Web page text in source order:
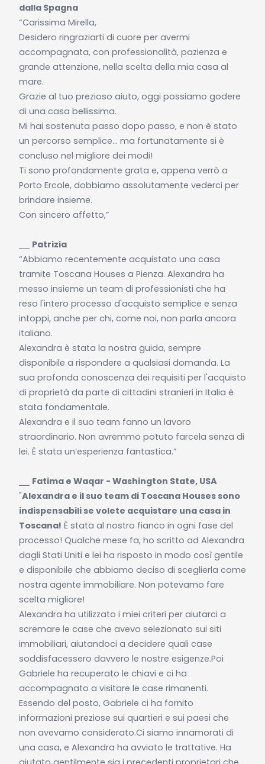
dalla Spagna
“Carissima Mirella,
Desidero ringraziarti di cuore per avermi
accompagnata, con professionalità, pazienza e
grande attenzione, nella scelta della mia casa al
mare.
Grazie al tuo prezioso aiuto, oggi possiamo godere
di una casa bellissima.
Mi hai sostenuta passo dopo passo, e non è stato
un percorso semplice… ma fortunatamente si è
concluso nel migliore dei modi!
Ti sono profondamente grata e, appena verrò a
Porto Ercole, dobbiamo assolutamente vederci per
brindare insieme.
Con sincero affetto,”
Patrizia
“Abbiamo recentemente acquistato una casa
tramite Toscana Houses a Pienza. Alexandra ha
messo insieme un team di professionisti che ha
reso l'intero processo d'acquisto semplice e senza
intoppi, anche per chi, come noi, non parla ancora
italiano.
Alexandra è stata la nostra guida, sempre
disponibile a rispondere a qualsiasi domanda. La
sua profonda conoscenza dei requisiti per l'acquisto
di proprietà da parte di cittadini stranieri in Italia è
stata fondamentale.
Alexandra e il suo team fanno un lavoro
straordinario. Non avremmo potuto farcela senza di
lei. È stata un’esperienza fantastica.”
Fatima e Waqar - Washington State, USA
"Alexandra e il suo team di Toscana Houses sono
indispensabili se volete acquistare una casa in
Toscana! È stata al nostro fianco in ogni fase del
processo! Qualche mese fa, ho scritto ad Alexandra
dagli Stati Uniti e lei ha risposto in modo così gentile
e disponibile che abbiamo deciso di sceglierla come
nostra agente immobiliare. Non potevamo fare
scelta migliore!
Alexandra ha utilizzato i miei criteri per aiutarci a
scremare le case che avevo selezionato sui siti
immobiliari, aiutandoci a decidere quali case
soddisfacessero davvero le nostre esigenze.Poi
Gabriele ha recuperato le chiavi e ci ha
accompagnato a visitare le case rimanenti.
Essendo del posto, Gabriele ci ha fornito
informazioni preziose sui quartieri e sui paesi che
non avevamo considerato.Ci siamo innamorati di
una casa, e Alexandra ha avviato le trattative. Ha